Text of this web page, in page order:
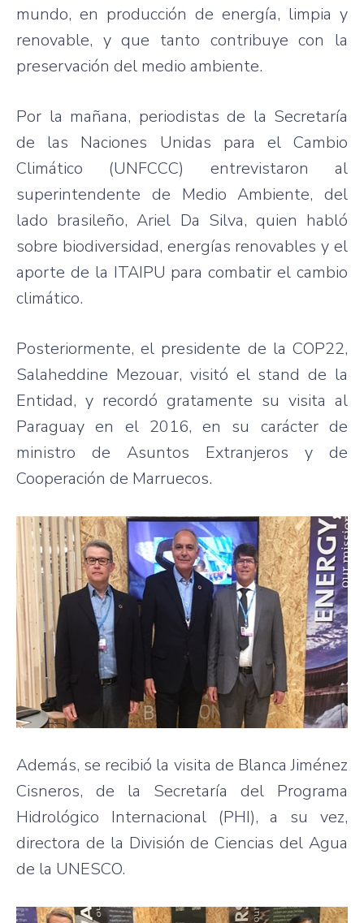
mundo, en producción de energía, limpia y
renovable, y que tanto contribuye con la
preservación del medio ambiente.
Por la mañana, periodistas de la Secretaría
de las Naciones Unidas para el Cambio
Climático (UNFCCC) entrevistaron al
superintendente de Medio Ambiente, del
lado brasileño, Ariel Da Silva, quien habló
sobre biodiversidad, energías renovables y el
aporte de la ITAIPU para combatir el cambio
climático.
Posteriormente, el presidente de la COP22,
Salaheddine Mezouar, visitó el stand de la
Entidad, y recordó gratamente su visita al
Paraguay en el 2016, en su carácter de
ministro de Asuntos Extranjeros y de
Cooperación de Marruecos.
Además, se recibió la visita de Blanca Jiménez
Cisneros, de la Secretaría del Programa
Hidrológico Internacional (PHI), a su vez,
directora de la División de Ciencias del Agua
de la UNESCO.